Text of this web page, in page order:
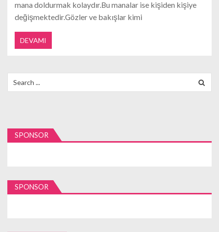
mana doldurmak kolaydır.Bu manalar ise kişiden kişiye
değişmektedir.Gözler ve bakışlar kimi
DEVAMI
for:
SPONSOR
SPONSOR